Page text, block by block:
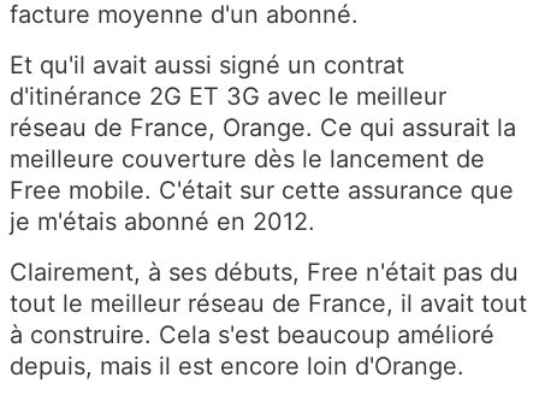
facture moyenne d'un abonné.
Et qu'il avait aussi signé un contrat
d'itinérance 2G ET 3G avec le meilleur
réseau de France, Orange. Ce qui assurait la
meilleure couverture dès le lancement de
Free mobile. C'était sur cette assurance que
je m'étais abonné en 2012.
Clairement, à ses débuts, Free n'était pas du
tout le meilleur réseau de France, il avait tout
à construire. Cela s'est beaucoup amélioré
depuis, mais il est encore loin d'Orange.